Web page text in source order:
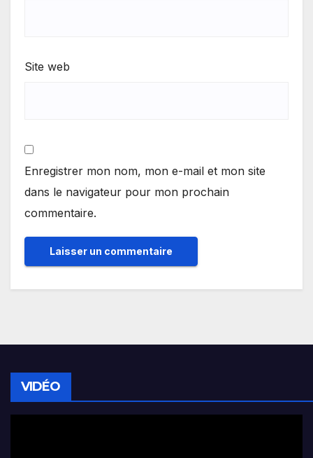
Site web
Enregistrer mon nom, mon e-mail et mon site
dans le navigateur pour mon prochain
commentaire.
VIDÉO